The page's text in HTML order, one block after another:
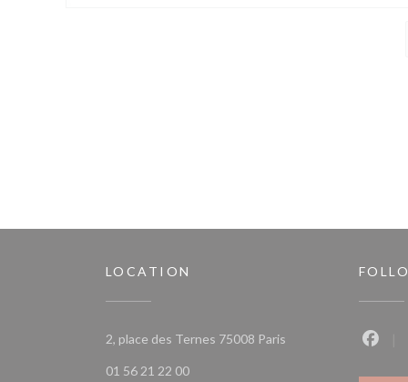
LOCATION
2, place des Ternes 75008 Paris((opens in a new
01 56 21 22 00